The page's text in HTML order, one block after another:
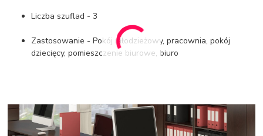
Liczba szuflad - 3
Zastosowanie - Pokój młodzieżowy, pracownia, pokój
dziecięcy, pomieszczenie biurowe, biuro